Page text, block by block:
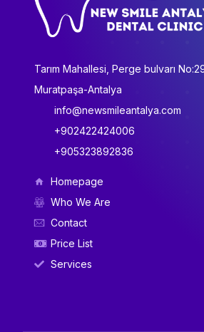
Tarım Mahallesi, Perge bulvarı
Muratpaşa-Antalya
info@newsmileantalya.com
+902422424006
+905323892836
Homepage
Who We Are
Contact
Price List
Services